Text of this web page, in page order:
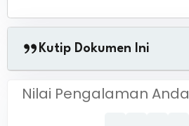
Kutip Dokumen Ini
Nilai Pengalaman Anda